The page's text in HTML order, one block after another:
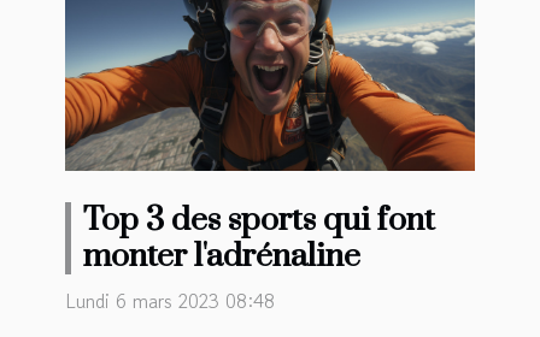
Top 3 des sports qui font
monter l'adrénaline
Lundi 6 mars 2023 08:48